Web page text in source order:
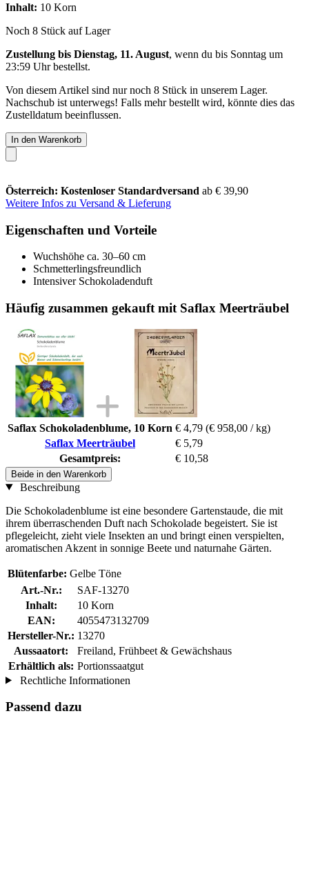
Inhalt: 10 Korn
Noch 8 Stück auf Lager
Zustellung bis Dienstag, 11. August, wenn du bis Sonntag um
23:59 Uhrbestellst.
Von diesem Artikel sind nur noch 8 Stück in unserem Lager.
Nachschub ist unterwegs! Falls mehr bestellt wird, könnte dies das
Zustelldatum beeinflussen.
In den Warenkorb
Österreich: Kostenloser Standardversand ab € 39,90
Weitere Infos zu Versand & Lieferung
Eigenschaften und Vorteile
Wuchshöhe ca. 30–60 cm
Schmetterlingsfreundlich
Intensiver Schokoladenduft
Häufig zusammen gekauft mit Saflax Meerträubel
Saflax Schokoladenblume, 10 Korn € 4,79 (€ 958,00 / kg)
Saflax Meerträubel
€ 5,79
Gesamtpreis:
€ 10,58
Beide in den Warenkorb
Beschreibung
Die Schokoladenblume ist eine besondere Gartenstaude, die mit
ihrem überraschenden Duft nach Schokolade begeistert. Sie ist
pflegeleicht, zieht viele Insekten an und bringt einen verspielten,
aromatischen Akzent in sonnige Beete und naturnahe Gärten.
Blütenfarbe: Gelbe Töne
Art.-Nr.:
SAF-13270
Inhalt:
10 Korn
EAN:
4055473132709
Hersteller-Nr.: 13270
Aussaatort:
Freiland, Frühbeet & Gewächshaus
Erhältlich als: Portionssaatgut
Rechtliche Informationen
Passend dazu